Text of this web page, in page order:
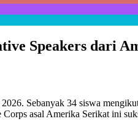
Speakers dari
Sebanyak 34 siswa
asal Amerika Serikat ini